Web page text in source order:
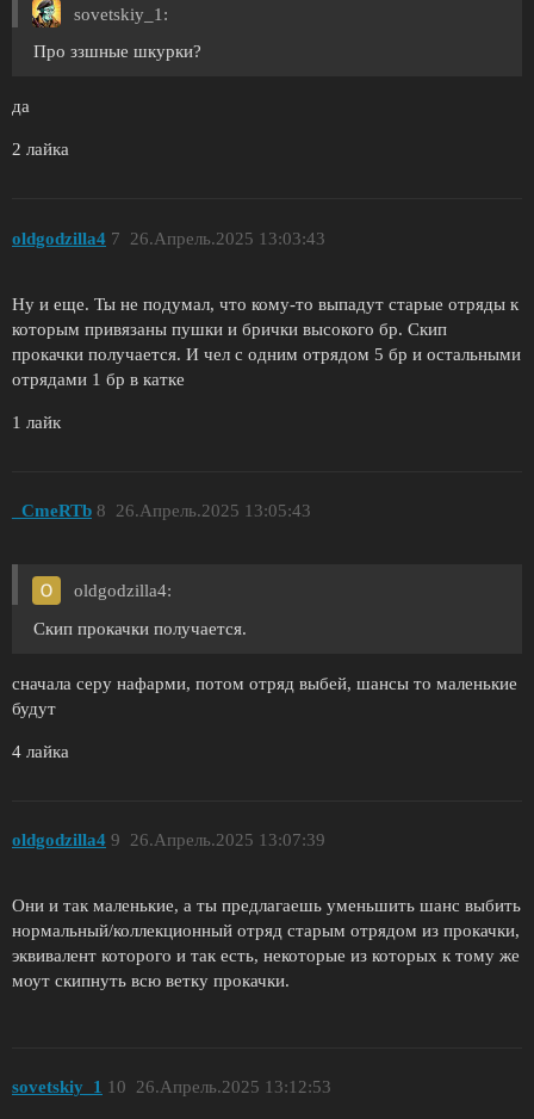
sovetskiy_1:
Про ззшные шкурки?
да
2 лайка
oldgodzilla4 26.Апрель.2025 13:03:43
7
Ну и еще. Ты не подумал, что кому-то выпадут старые отряды к
которым привязаны пушки и брички высокого бр. Скип
прокачки получается. И чел с одним отрядом 5 бр и остальными
отрядами 1 бр в катке
1 лайк
_CmeRTb 26.Апрель.2025 13:05:43
8
oldgodzilla4:
Скип прокачки получается.
сначала серу нафарми, потом отряд выбей, шансы то маленькие
будут
4 лайка
oldgodzilla4 26.Апрель.2025 13:07:39
9
Они и так маленькие, а ты предлагаешь уменьшить шанс выбить
нормальный/коллекционный отряд старым отрядом из прокачки,
эквивалент которого и так есть, некоторые из которых к тому же
моут скипнуть всю ветку прокачки.
sovetskiy_1 26.Апрель.2025 13:12:53
10